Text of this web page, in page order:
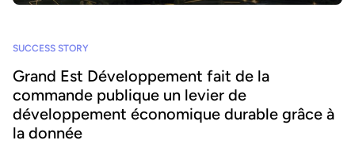
SUCCESS STORY
Grand Est Développement fait de la
commande publique un levier de
développement économique durable grâce à
la donnée